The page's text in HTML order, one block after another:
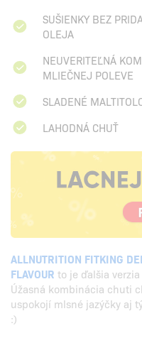
SUŠIENKY BEZ
OLEJA
NEUVERITEĽNÁ
MLIEČNEJ POLEVE
SLADENÉ
LAHODNÁ CHUŤ
ALLNUTRITION FITKING
FLAVOUR to je ďalšia
Úžasná kombinácia chuti
uspokojí mlsné jazýčky aj
:)